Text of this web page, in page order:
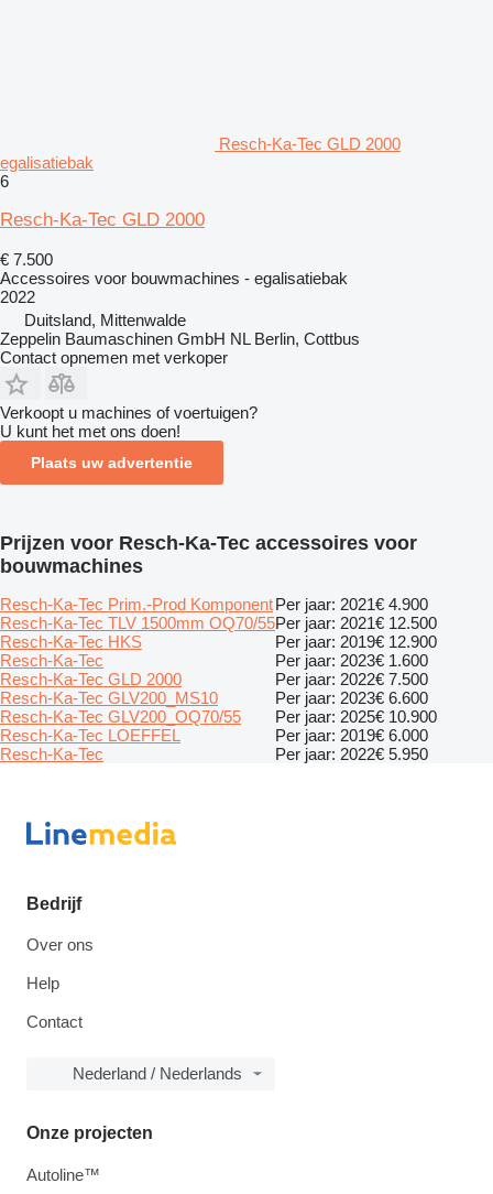
Resch-Ka-Tec GLD 2000
egalisatiebak
6
Resch-Ka-Tec GLD 2000
€ 7.500
Accessoires voor bouwmachines - egalisatiebak
2022
Duitsland, Mittenwalde
Zeppelin Baumaschinen GmbH NL Berlin, Cottbus
Contact opnemen met verkoper
Verkoopt u machines of voertuigen?
U kunt het met ons doen!
Plaats uw advertentie
Prijzen voor Resch-Ka-Tec accessoires voor
bouwmachines
Resch-Ka-Tec Prim.-Prod KomponentPer jaar: 2021€ 4.900
Resch-Ka-Tec TLV 1500mm OQ70/55Per jaar: 2021€ 12.500
Resch-Ka-Tec HKS
Per jaar: 2019€ 12.900
Resch-Ka-Tec
Per jaar: 2023€ 1.600
Resch-Ka-Tec GLD 2000
Per jaar: 2022€ 7.500
Resch-Ka-Tec GLV200_MS10
Per jaar: 2023€ 6.600
Resch-Ka-Tec GLV200_OQ70/55
Per jaar: 2025€ 10.900
Resch-Ka-Tec LOEFFEL
Per jaar: 2019€ 6.000
Resch-Ka-Tec
Per jaar: 2022€ 5.950
Bedrijf
Over ons
Help
Contact
Nederland / Nederlands
Onze projecten
Autoline™